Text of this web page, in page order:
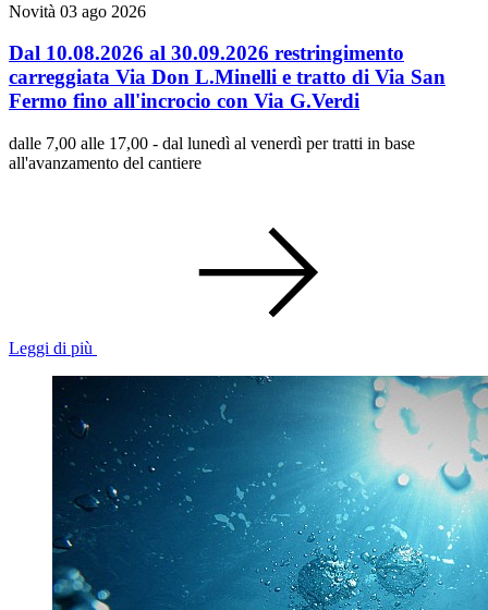
Novità 03 ago 2026
Dal 10.08.2026 al 30.09.2026 restringimento
carreggiata Via Don L.Minelli e tratto di Via San
Fermo fino all'incrocio con Via G.Verdi
dalle 7,00 alle 17,00 - dal lunedì al venerdì per tratti in base
all'avanzamento del cantiere
Leggi di più